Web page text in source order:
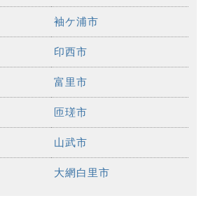
袖ケ浦市
印西市
富里市
匝瑳市
山武市
大網白里市